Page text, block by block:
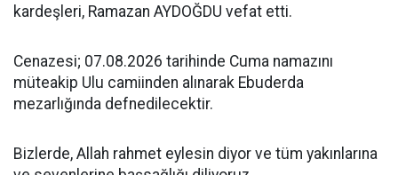
kardeşleri, Ramazan AYDOĞDU vefat etti.
Cenazesi; 07.08.2026 tarihinde Cuma namazını
müteakip Ulu camiinden alınarak Ebuderda
mezarlığında defnedilecektir.
Bizlerde, Allah rahmet eylesin diyor ve tüm yakınlarına